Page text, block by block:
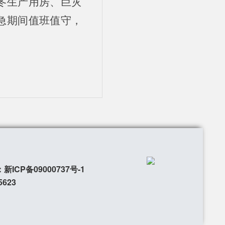
间值班值守，
新ICP备09000737号-1